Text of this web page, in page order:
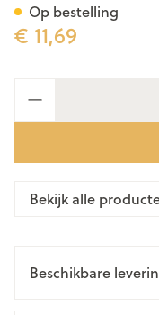
€ 11,69
Op bestelling
Bekijk alle
Beschikbare